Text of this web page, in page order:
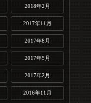
2018年2月
2017年11月
2017年8月
2017年5月
2017年2月
2016年11月